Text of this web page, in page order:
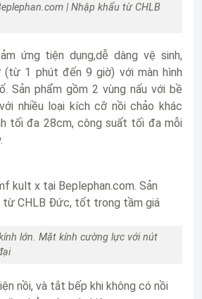
| Nhập khẩu từ CHLB
ứng tiện dụng,dễ dàng vệ sinh,
(từ 1 phút đến 9 giờ) với màn hình
Sản phẩm gồm 2 vùng nấu với bề
nhiều loại kích cỡ nồi chảo khác
tối đa 28cm, công suất tối đa mỗi
lớn. Mặt kính cường lực với nút
nồi, và tắt bếp khi không có nồi